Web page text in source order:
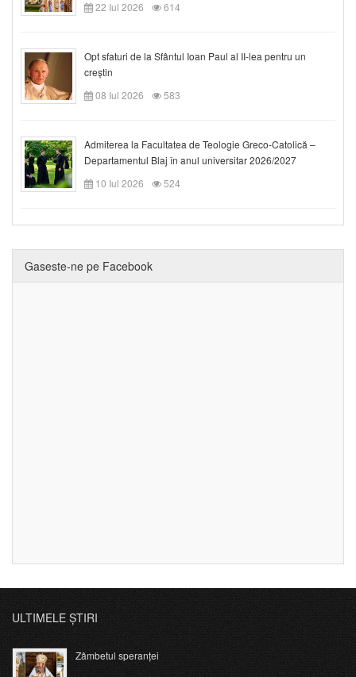
22 Iul 2026
614
Opt sfaturi de la Sfântul Ioan Paul al II-lea pentru un
creștin
08 Iul 2026
583
Admiterea la Facultatea de Teologie Greco-Catolică –
Departamentul Blaj în anul universitar 2026/2027
10 Iul 2026
524
Gaseste-ne pe Facebook
ULTIMELE ȘTIRI
Zâmbetul speranței